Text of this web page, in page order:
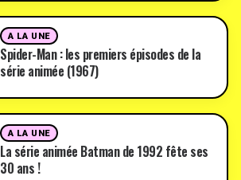
A LA UNE
Spider-Man : les premiers épisodes de la
série animée (1967)
A LA UNE
La série animée Batman de 1992 fête ses
30 ans !